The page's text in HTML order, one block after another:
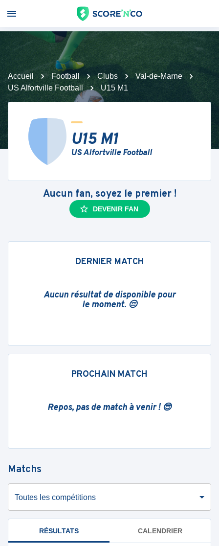
Accueil Football Clubs
Val-de-Marne
US Alfortville Football
U15 M1
U15 M1
US Alfortville Football
Aucun fan, soyez le premier !
DEVENIR FAN
DERNIER MATCH
Aucun résultat de disponible pour
le moment. 😔
PROCHAIN MATCH
Repos, pas de match à venir ! 😎
Matchs
Toutes les compétitions
RÉSULTATS CALENDRIER